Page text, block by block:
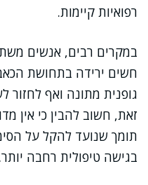
רפואיות קיימות.
במקרים רבים, אנשים
חשים ירידה בתחושת
גופנית מתונה ואף לחזור
זאת, חשוב להבין כי אין
תומך שנועד להקל על
בגישה טיפולית רחבה יותר.